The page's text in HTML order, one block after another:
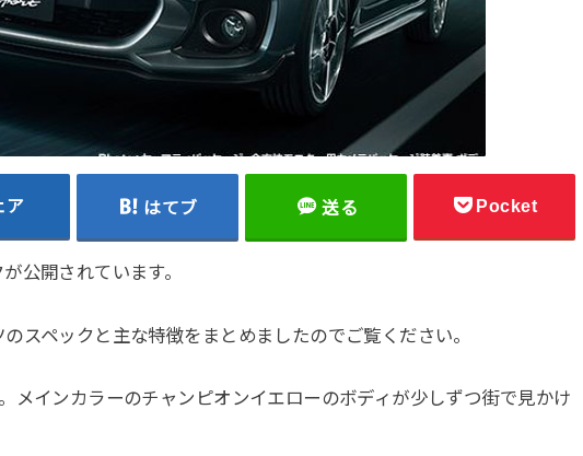
ア はてブ 送る Pocket
公開されています。
スペックと主な特徴をまとめましたのでご覧ください。
メインカラーのチャンピオンイエローのボディが少しずつ街で見かけ